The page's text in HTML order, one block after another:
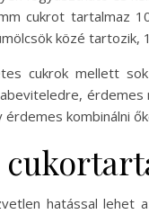
cukrot tartalmaz
közé
cukrok mellett
kombinálni
hatással lehet